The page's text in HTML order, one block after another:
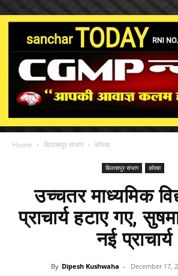
Home बिलासपुर संभाग कोरबा
बिलासपुर संभाग कोरबा
उच्चतर माध्यमिक
प्राचार्य हटाए गए,
नई प्राचार्य
By Dipesh Kushwaha - December 17,